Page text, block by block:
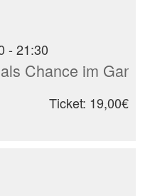
- 21:30
Chance im
Ticket: 19,00€